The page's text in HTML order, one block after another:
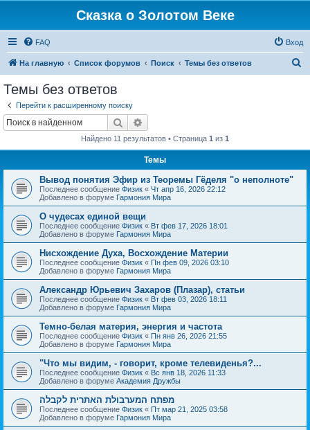
Сказка о Золотом Веке
FAQ Вход
На главную Список форумов Поиск Темы без ответов
Темы без ответов
Перейти к расширенному поиску
Поиск
Найдено 11 результатов • Страница 1 из 1
Темы
Вывод понятия Эфир из Теоремы Гёделя "о неполноте"
Последнее сообщение Физик « Чт апр 16, 2026 22:12
Добавлено в форуме Гармония Мира
О чудесах единой вещи
Последнее сообщение Физик « Вт фев 17, 2026 18:01
Добавлено в форуме Гармония Мира
Нисхождение Духа, Восхождение Материи
Последнее сообщение Физик « Пн фев 09, 2026 03:10
Добавлено в форуме Гармония Мира
Александр Юрьевич Захаров (Плазар), статьи
Последнее сообщение Физик « Вт фев 03, 2026 18:11
Добавлено в форуме Гармония Мира
Темно-белая материя, энергия и частота
Последнее сообщение Физик « Пн янв 26, 2026 21:55
Добавлено в форуме Гармония Мира
"Что мы видим, - говорит, кроме телевиденья?...
Последнее сообщение Физик « Вс янв 18, 2026 11:33
Добавлено в форуме Академия Дружбы
מפתח המערבולת האתרית לקבלה
Последнее сообщение Физик « Пт мар 21, 2025 03:58
Добавлено в форуме Гармония Мира